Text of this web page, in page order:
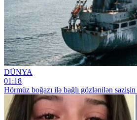
DÜNYA
01:18
Hörmüz boğazı ilə bağlı gözlənilən sazişin